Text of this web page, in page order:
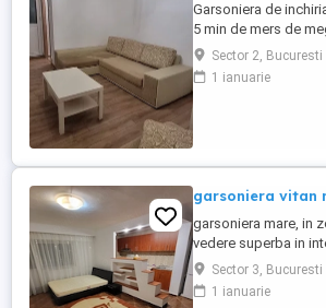
Garsoniera de
5 min de mers de
intrare stradala.
necesare, bloc
Sector 2, Bucuresti
1 ianuarie
garsoniera vitan
garsoniera mare, in
vedere superba in
din poza. Mobilata si
anvelopat. Doar
studii superioare,
Sector 3, Bucuresti
1 ianuarie